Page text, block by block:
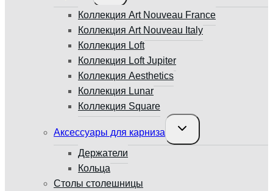
Коллекция Art Nouveau France
Коллекция Art Nouveau Italy
Коллекция Loft
Коллекция Loft Jupiter
Коллекция Aesthetics
Коллекция Lunar
Коллекция Square
Аксессуары для карниза
Переключить
дочернее
Держатели
Кольца
Столы столешницы